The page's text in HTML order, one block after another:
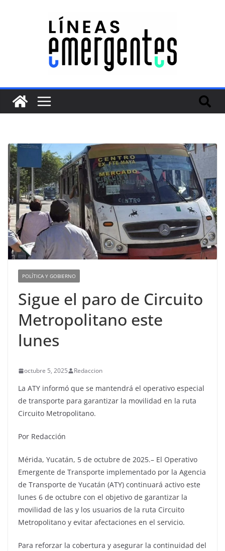
POLÍTICA Y GOBIERNO
Sigue el paro de Circuito
Metropolitano este
lunes
octubre 5, 2025 Redaccion
La ATY informó que se mantendrá el operativo especial
de transporte para garantizar la movilidad en la ruta
Circuito Metropolitano.
Por Redacción
Mérida, Yucatán, 5 de octubre de 2025.– El Operativo
Emergente de Transporte implementado por la Agencia
de Transporte de Yucatán (ATY) continuará activo este
lunes 6 de octubre con el objetivo de garantizar la
movilidad de las y los usuarios de la ruta Circuito
Metropolitano y evitar afectaciones en el servicio.
Para reforzar la cobertura y asegurar la continuidad del